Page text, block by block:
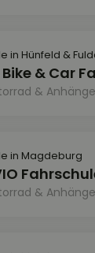
in Hünfeld &
Bike & Car
&
in Magdeburg
&